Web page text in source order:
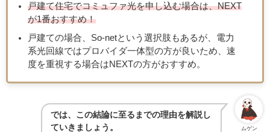
戸建て住宅でコミュファ光を申し込む場合は、NEXT
が1番おすすめ！
戸建ての場合、So-netという選択肢もあるが、電力
系光回線ではプロバイダ一体型の方が良いため、速
度を重視する場合はNEXTの方がおすすめ。
ムゲン
では、この結論に至るまでの理由を解説し
ていきましょう。